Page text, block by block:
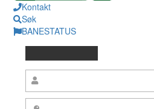
Kontakt
Søk
BANESTATUS